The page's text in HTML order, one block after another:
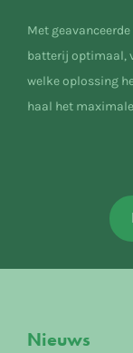
Met
batterij optimaal,
welke oplossing
haal het
Nieuws